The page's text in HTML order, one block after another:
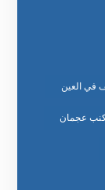
في العين
عجمان